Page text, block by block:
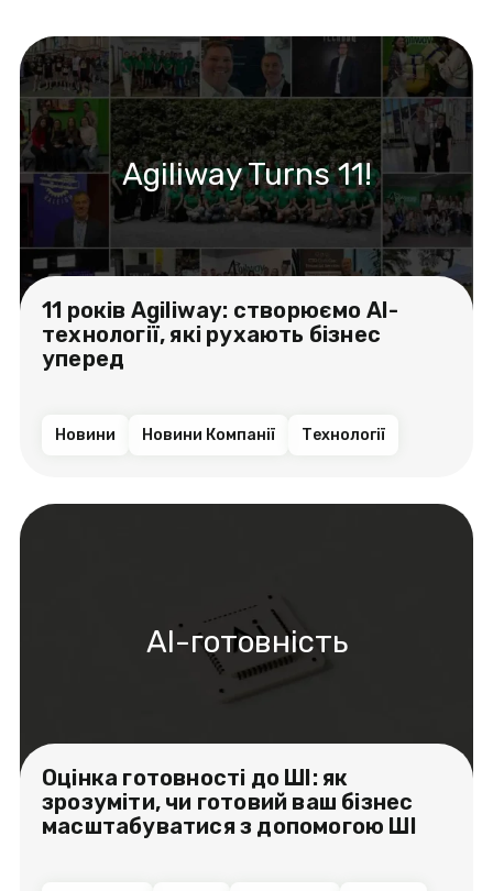
Agiliway Turns 11!
11 років Agiliway: створюємо AI-
технології, які рухають бізнес
уперед
Новини Новини Компанії Технології
AI-готовність
Оцінка готовності до ШІ: як
зрозуміти, чи готовий ваш бізнес
масштабуватися з допомогою ШІ